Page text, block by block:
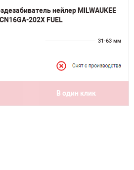
нейлер MILWAUKEE
202X FUEL
31-63 мм
В один клик